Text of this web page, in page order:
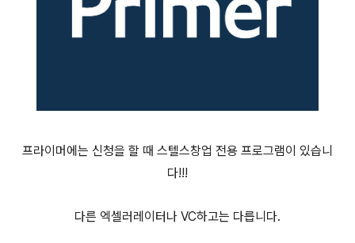
프라이머에는 신청을 할 때 스텔스창업 전용 프로그램이 있습니
다!!!
다른 엑셀러레이터나 VC하고는 다릅니다.